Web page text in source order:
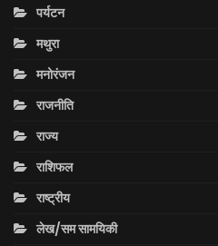
पर्यटन
मथुरा
मनोरंजन
राजनीति
राज्य
राशिफल
राष्ट्रीय
लेख/सम सामयिकी